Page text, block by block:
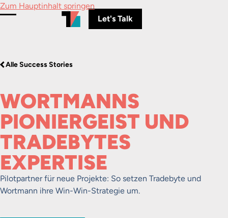
Zum Hauptinhalt springen
Menü umschalten
Let's Talk
Alle Success Stories
WORTMANNS
PIONIERGEIST UND
TRADEBYTES
EXPERTISE
Pilotpartner für neue Projekte: So setzen Tradebyte und
Wortmann ihre Win-Win-Strategie um.